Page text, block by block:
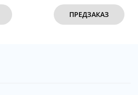
ПРЕДЗАКАЗ